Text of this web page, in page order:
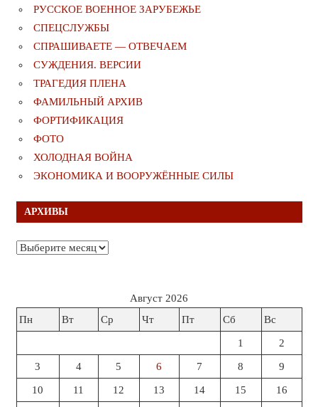
РУССКОЕ ВОЕННОЕ ЗАРУБЕЖЬЕ
СПЕЦСЛУЖБЫ
СПРАШИВАЕТЕ — ОТВЕЧАЕМ
СУЖДЕНИЯ. ВЕРСИИ
ТРАГЕДИЯ ПЛЕНА
ФАМИЛЬНЫЙ АРХИВ
ФОРТИФИКАЦИЯ
ФОТО
ХОЛОДНАЯ ВОЙНА
ЭКОНОМИКА И ВООРУЖЁННЫЕ СИЛЫ
АРХИВЫ
Архивы
Август 2026
Пн
Вт Ср Чт Пт Сб Вс
1 2
3 4 5 6 7 8 9
10 11 12 13 14 15 16